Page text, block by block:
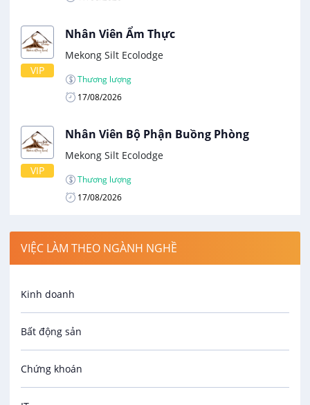
VIP
Nhân Viên Ẩm Thực
Mekong Silt Ecolodge
Thương lượng
17/08/2026
VIP
Nhân Viên Bộ Phận Buồng Phòng
Mekong Silt Ecolodge
Thương lượng
17/08/2026
VIỆC LÀM THEO NGÀNH NGHỀ
Kinh doanh
Bất động sản
Chứng khoán